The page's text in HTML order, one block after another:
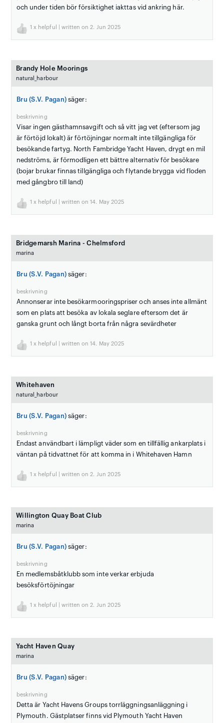
och under tiden bör försiktighet iakttas vid ankring här.
1 x helpful | written on 2. Jun 2025
Brandy Hole Moorings
natural_harbour
Bru (S.V. Pagan) säger:
beskrivning
Visar ingen gästhamnsavgift och så vitt jag vet (eftersom jag
är förtöjd lokalt) är förtöjningar normalt inte tillgängliga för
besökande fartyg. North Fambridge Yacht Haven, drygt en mil
nedströms, är förmodligen ett bättre alternativ för besökare
(bojar brukar finnas tillgängliga och flytande brygga vid floden
med gångbro till land)
1 x helpful | written on 14. May 2025
Bridgemarsh Marina - Chelmsford
marina
Bru (S.V. Pagan) säger:
beskrivning
Annonserar inte besökarmooringspriser och anses inte allmänt
som en plats att besöka av lokala seglare eftersom det är
ganska grunt och långt borta från några sevärdheter
1 x helpful | written on 14. May 2025
Whitehaven
natural_harbour
Bru (S.V. Pagan) säger:
beskrivning
Endast användbart i lämpligt väder som en tillfällig ankarplats i
väntan på tidvattnet för att komma in i Whitehaven Hamn
1 x helpful | written on 2. Jun 2025
Willington Quay Boat Club
marina
Bru (S.V. Pagan) säger:
beskrivning
En medlemsbåtklubb som inte verkar erbjuda
besöksförtöjningar
1 x helpful | written on 2. Jun 2025
Yacht Haven Quay
marina
Bru (S.V. Pagan) säger:
beskrivning
Detta är Yacht Havens Groups torrläggningsanläggning i
Plymouth. Gästplatser finns vid Plymouth Yacht Haven